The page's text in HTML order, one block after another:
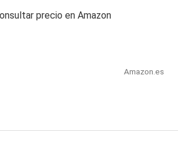
precio en Amazon
Amazon.es